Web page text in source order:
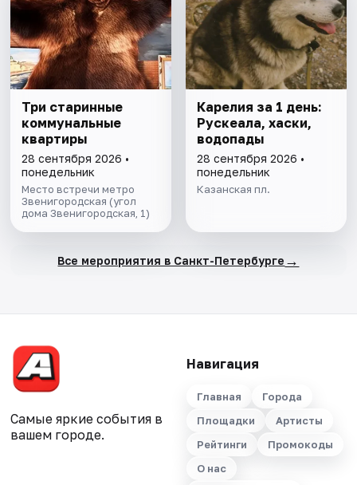
Три старинные
коммунальные
квартиры
28 сентября 2026 •
понедельник
Место встречи метро
Звенигородская (угол
дома Звенигородская, 1)
Карелия за 1 день:
Рускеала, хаски,
водопады
28 сентября 2026 •
понедельник
Казанская пл.
Все мероприятия в Санкт-Петербурге →
Самые яркие события в
вашем городе.
Навигация
Главная
Города
Площадки
Артисты
Рейтинги
Промокоды
О нас